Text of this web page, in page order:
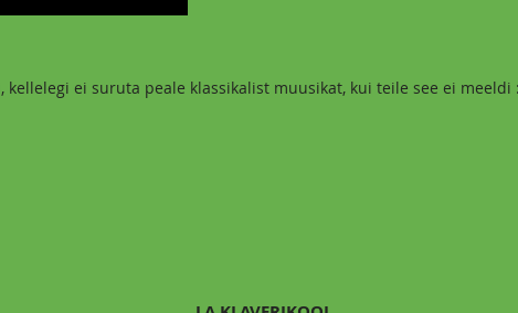
kellelegi ei suruta peale klassikalist muusikat, kui teile see ei meeldi